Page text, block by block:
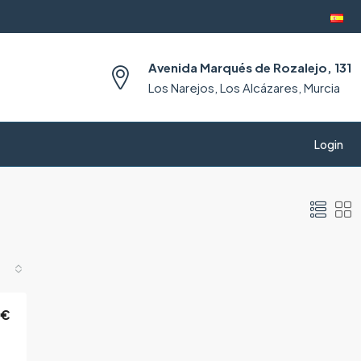
Avenida Marqués de Rozalejo, 131
Los Narejos, Los Alcázares, Murcia
Login